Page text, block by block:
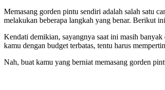
Memasang gorden pintu sendiri adalah salah satu
melakukan beberapa langkah yang benar. Berikut
Kendati demikian, sayangnya saat ini masih
kamu dengan budget terbatas, tentu harus
Nah, buat kamu yang berniat memasang gorden